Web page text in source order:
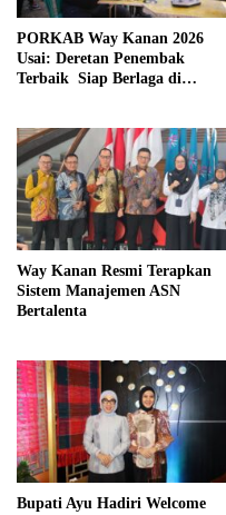
PORKAB Way Kanan 2026
Usai: Deretan Penembak
Terbaik Siap Berlaga di
Way Kanan Resmi Terapkan
Sistem Manajemen ASN
Bertalenta
Bupati Ayu Hadiri Welcome